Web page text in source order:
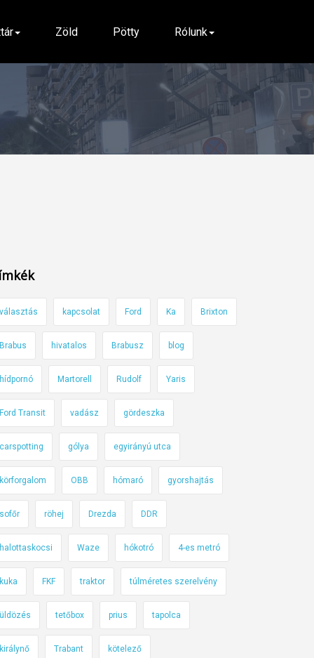
Zöld Pötty Rólunk
választás kapcsolat Ford Ka Brixton
Brabus hivatalos Brabusz blog
hídpornó Martorell Rudolf Yaris
Ford Transit vadász gördeszka
carspotting gólya egyirányú utca
körforgalom OBB hómaró gyorshajtás
sofőr röhej Drezda DDR
halottaskocsi Waze hókotró 4-es metró
kuka FKF traktor túlméretes szerelvény
üldözés tetőbox prius tapolca
királynő Trabant kötelező